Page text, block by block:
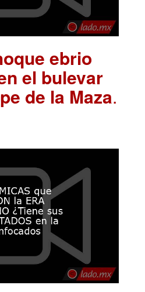
ebrio
el bulevar
de la Maza.